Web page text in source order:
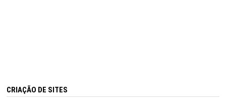
CRIAÇÃO DE SITES